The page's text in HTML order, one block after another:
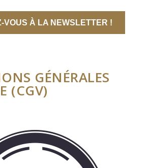
VOUS À LA NEWSLETTER !
GÉNÉRALES
(CGV)